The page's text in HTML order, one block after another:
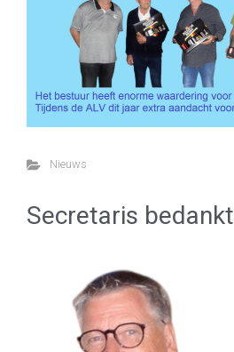
Nieuws
Secretaris bedankt